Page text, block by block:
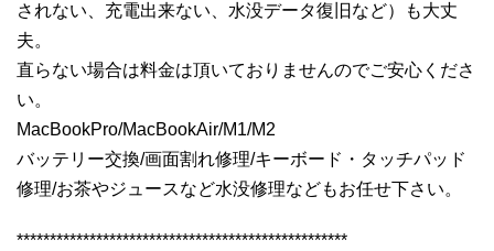
されない、充電出来ない、水没データ復旧など）も大丈
夫。
直らない場合は料金は頂いておりませんのでご安心くださ
い。
MacBookPro/MacBookAir/M1/M2
バッテリー交換/画面割れ修理/キーボード・タッチパッド
修理/お茶やジュースなど水没修理などもお任せ下さい。
**************************************************